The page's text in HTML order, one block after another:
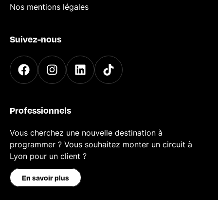
Nos mentions légales
Suivez-nous
Professionnels
Vous cherchez une nouvelle destination à
programmer ? Vous souhaitez monter un circuit à
Lyon pour un client ?
En savoir plus